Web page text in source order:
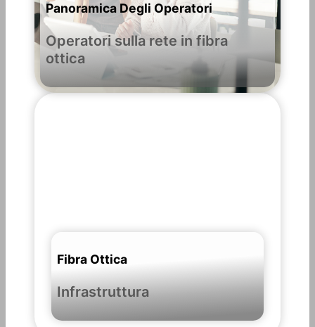
Panoramica Degli Operatori
Operatori sulla rete in fibra
ottica
Fibra Ottica
Infrastruttura